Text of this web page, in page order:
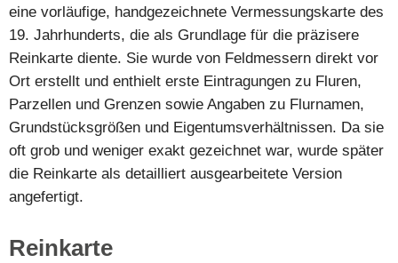
eine vorläufige, handgezeichnete Vermessungskarte des
19. Jahrhunderts, die als Grundlage für die präzisere
Reinkarte diente. Sie wurde von Feldmessern direkt vor
Ort erstellt und enthielt erste Eintragungen zu Fluren,
Parzellen und Grenzen sowie Angaben zu Flurnamen,
Grundstücksgrößen und Eigentumsverhältnissen. Da sie
oft grob und weniger exakt gezeichnet war, wurde später
die Reinkarte als detailliert ausgearbeitete Version
angefertigt.
Reinkarte